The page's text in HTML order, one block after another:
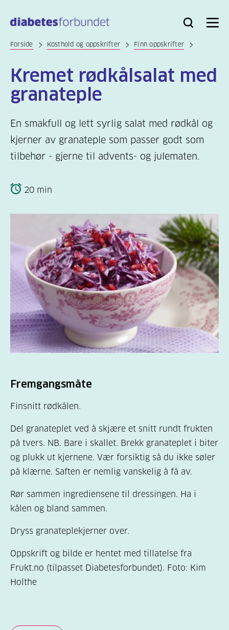
hovedinnhold
Bli
Logg
Søk Meny
Forside Kosthold og oppskrifter Finn oppskrifter
Kremet rødkålsalat med
granateple
En smakfull og lett syrlig salat med rødkål og
kjerner av granateple som passer godt som
tilbehør - gjerne til advents- og julematen.
20 min
Fremgangsmåte
Finsnitt rødkålen.
Del granateplet ved å skjære et snitt rundt frukten
på tvers. NB. Bare i skallet. Brekk granateplet i biter
og plukk ut kjernene. Vær forsiktig så du ikke søler
på klærne. Saften er nemlig vanskelig å få av.
Rør sammen ingrediensene til dressingen. Ha i
kålen og bland sammen.
Dryss granateplekjerner over.
Oppskrift og bilde er hentet med tillatelse fra
Frukt.no (tilpasset Diabetesforbundet). Foto: Kim
Holthe